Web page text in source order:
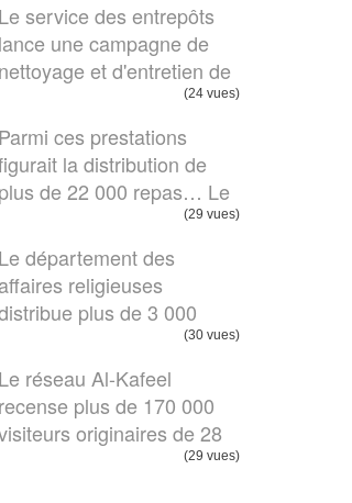
Le service des entrepôts
lance une campagne de
nettoyage et d'entretien de
(24 vues)
Parmi ces prestations
la distribution de
plus de 22 000 repas… Le
(29 vues)
Le département des
affaires religieuses
plus de 3 000
(30 vues)
Le réseau Al-Kafeel
recense plus de 170 000
originaires de 28
(29 vues)